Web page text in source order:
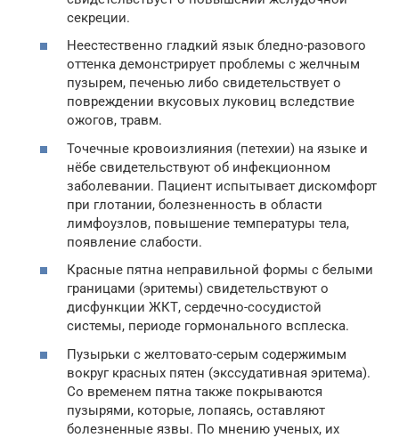
секреции.
Неестественно гладкий язык бледно-разового
оттенка демонстрирует проблемы с желчным
пузырем, печенью либо свидетельствует о
повреждении вкусовых луковиц вследствие
ожогов, травм.
Точечные кровоизлияния (петехии) на языке и
нёбе свидетельствуют об инфекционном
заболевании. Пациент испытывает дискомфорт
при глотании, болезненность в области
лимфоузлов, повышение температуры тела,
появление слабости.
Красные пятна неправильной формы с белыми
границами (эритемы) свидетельствуют о
дисфункции ЖКТ, сердечно-сосудистой
системы, периоде гормонального всплеска.
Пузырьки с желтовато-серым содержимым
вокруг красных пятен (экссудативная эритема).
Со временем пятна также покрываются
пузырями, которые, лопаясь, оставляют
болезненные язвы. По мнению ученых, их